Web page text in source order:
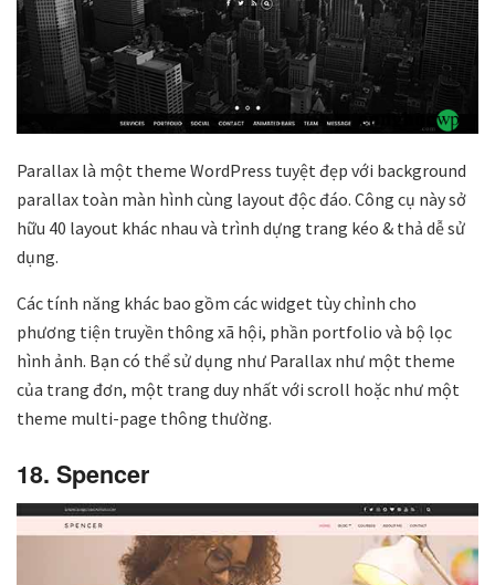
Parallax là một theme WordPress tuyệt đẹp với background
parallax toàn màn hình cùng layout độc đáo. Công cụ này sở
hữu 40 layout khác nhau và trình dựng trang kéo & thả dễ sử
dụng.
Các tính năng khác bao gồm các widget tùy chỉnh cho
phương tiện truyền thông xã hội, phần portfolio và bộ lọc
hình ảnh. Bạn có thể sử dụng như Parallax như một theme
của trang đơn, một trang duy nhất với scroll hoặc như một
theme multi-page thông thường.
18. Spencer